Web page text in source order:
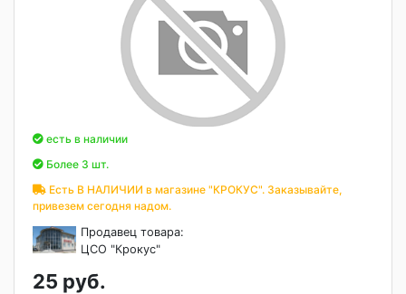
есть в наличии
Более 3 шт.
Есть В НАЛИЧИИ в магазине "КРОКУС". Заказывайте,
привезем сегодня надом.
Продавец товара:
ЦСО "Крокус"
25 руб.